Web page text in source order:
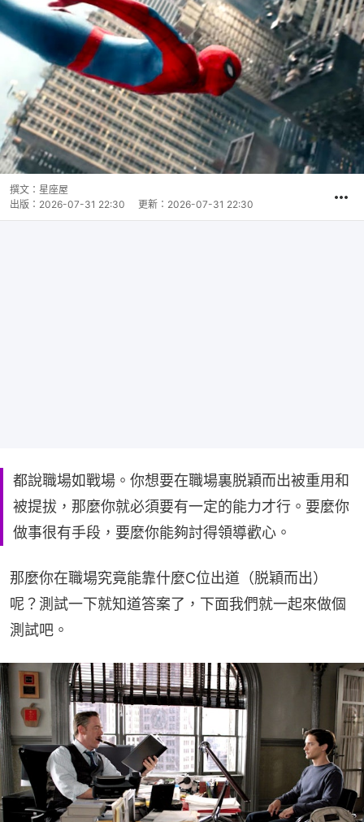
撰文： 星座屋
出版： 2026-07-31 22:30 更新： 2026-07-31 22:30
都說職場如戰場。你想要在職場裏脱穎而出被重用和
被提拔，那麼你就必須要有一定的能力才行。要麼你
做事很有手段，要麼你能夠討得領導歡心。
那麼你在職場究竟能靠什麼C位出道（脱穎而出）
呢？測試一下就知道答案了，下面我們就一起來做個
測試吧。